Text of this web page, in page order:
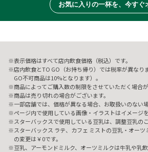
お気に入りの一杯を、今すぐ
表示価格はすべて店内飲食価格（税込）です。
店内飲食とTO GO（お持ち帰り）では税率が異なり
GO不可商品は10%となります）。
商品によってご購入数の制限をさせていただく場合が
商品は売り切れの場合がございます。
一部店舗では、価格が異なる場合、お取扱いのない
ページ内で使用している画像・イラストはイメージを
スターバックスで使用している豆乳は、調整豆乳のこ
スターバックス ラテ、カフェ ミストの豆乳・オー
の変更は￥0です。
豆乳、アーモンドミルク、オーツミルクは牛乳や乳